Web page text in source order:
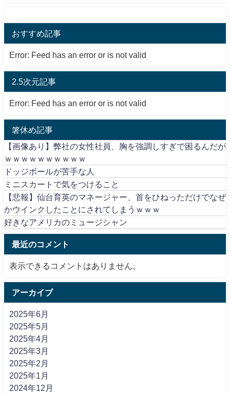
おすすめ記事
Error: Feed has an error or is not valid
2.5次元記事
Error: Feed has an error or is not valid
箸休め記事
【画像あり】弊社の女性社員、胸を強調しすぎで困るんだが
ｗｗｗｗｗｗｗｗｗｗ
ドッジボールが苦手な人
ミニスカートで気をつけること
【悲報】仙台育英のマネージャー、首をひねっただけでなぜ
かウインクしたことにされてしまうｗｗｗ
好きなアメリカのミュージシャン
最近のコメント
表示できるコメントはありません。
アーカイブ
2025年6月
2025年5月
2025年4月
2025年3月
2025年2月
2025年1月
2024年12月